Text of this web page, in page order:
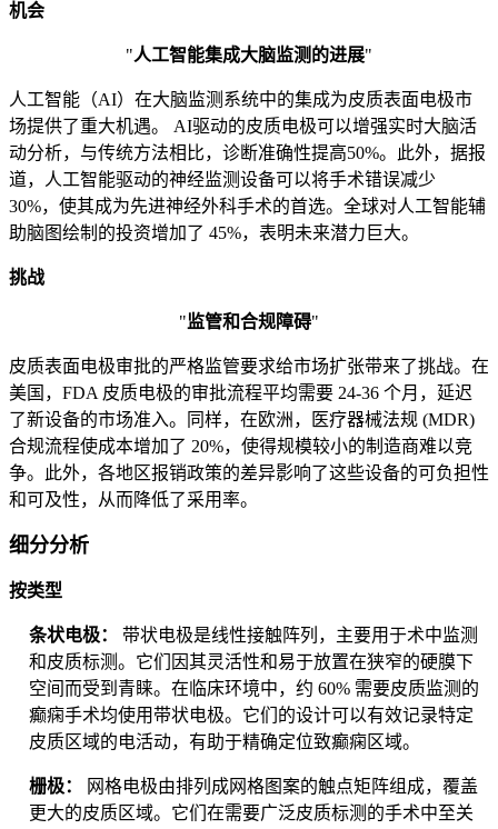
机会
"人工智能集成大脑监测的进展"
人工智能（AI）在大脑监测系统中的集成为皮质表面电极市
场提供了重大机遇。 AI驱动的皮质电极可以增强实时大脑活
动分析，与传统方法相比，诊断准确性提高50%。此外，据报
道，人工智能驱动的神经监测设备可以将手术错误减少
30%，使其成为先进神经外科手术的首选。全球对人工智能辅
助脑图绘制的投资增加了 45%，表明未来潜力巨大。
挑战
"监管和合规障碍"
皮质表面电极审批的严格监管要求给市场扩张带来了挑战。在
美国，FDA 皮质电极的审批流程平均需要 24-36 个月，延迟
了新设备的市场准入。同样，在欧洲，医疗器械法规 (MDR)
合规流程使成本增加了 20%，使得规模较小的制造商难以竞
争。此外，各地区报销政策的差异影响了这些设备的可负担性
和可及性，从而降低了采用率。
细分分析
按类型
条状电极： 带状电极是线性接触阵列，主要用于术中监测
和皮质标测。它们因其灵活性和易于放置在狭窄的硬膜下
空间而受到青睐。在临床环境中，约 60% 需要皮质监测的
癫痫手术均使用带状电极。它们的设计可以有效记录特定
皮质区域的电活动，有助于精确定位致癫痫区域。
栅极：
网格电极由排列成网格图案的触点矩阵组成，覆盖
更大的皮质区域。它们在需要广泛皮质标测的手术中至关